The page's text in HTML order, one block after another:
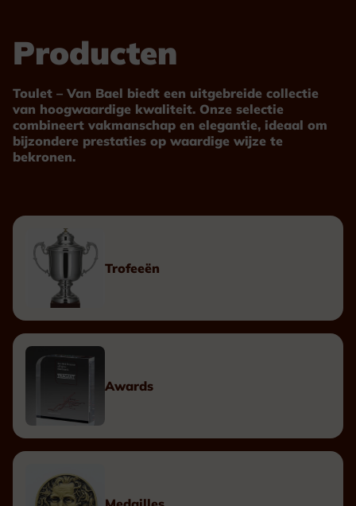
Producten
Toulet – Van Bael biedt een uitgebreide collectie
van hoogwaardige kwaliteit. Onze selectie
combineert vakmanschap en elegantie, ideaal om
bijzondere prestaties op waardige wijze te
bekronen.
Trofeeën
Awards